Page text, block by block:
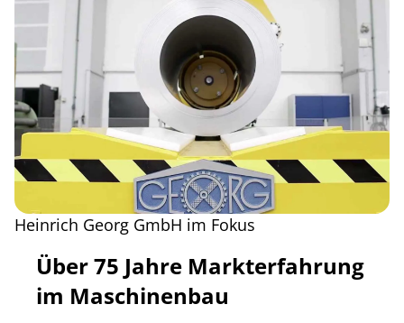
Heinrich Georg GmbH im Fokus
Über 75 Jahre Markterfahrung
im Maschinenbau